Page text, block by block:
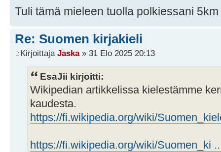
Tuli tämä mieleen tuolla polkiessani
Re: Suomen kirjakieli
Kirjoittaja Jaska» 31 Elo 2025 20:13
EsaJii kirjoitti:
Wikipedian artikkelissa kielestämme
kaudesta.
https://fi.wikipedia.org/wiki/
https://fi.wikipedia.org/wiki/Suomen_ki